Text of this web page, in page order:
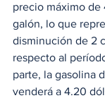
precio máximo de
galón, lo que
disminución de 2
respecto al
parte, la gasolina
venderá a 4.20